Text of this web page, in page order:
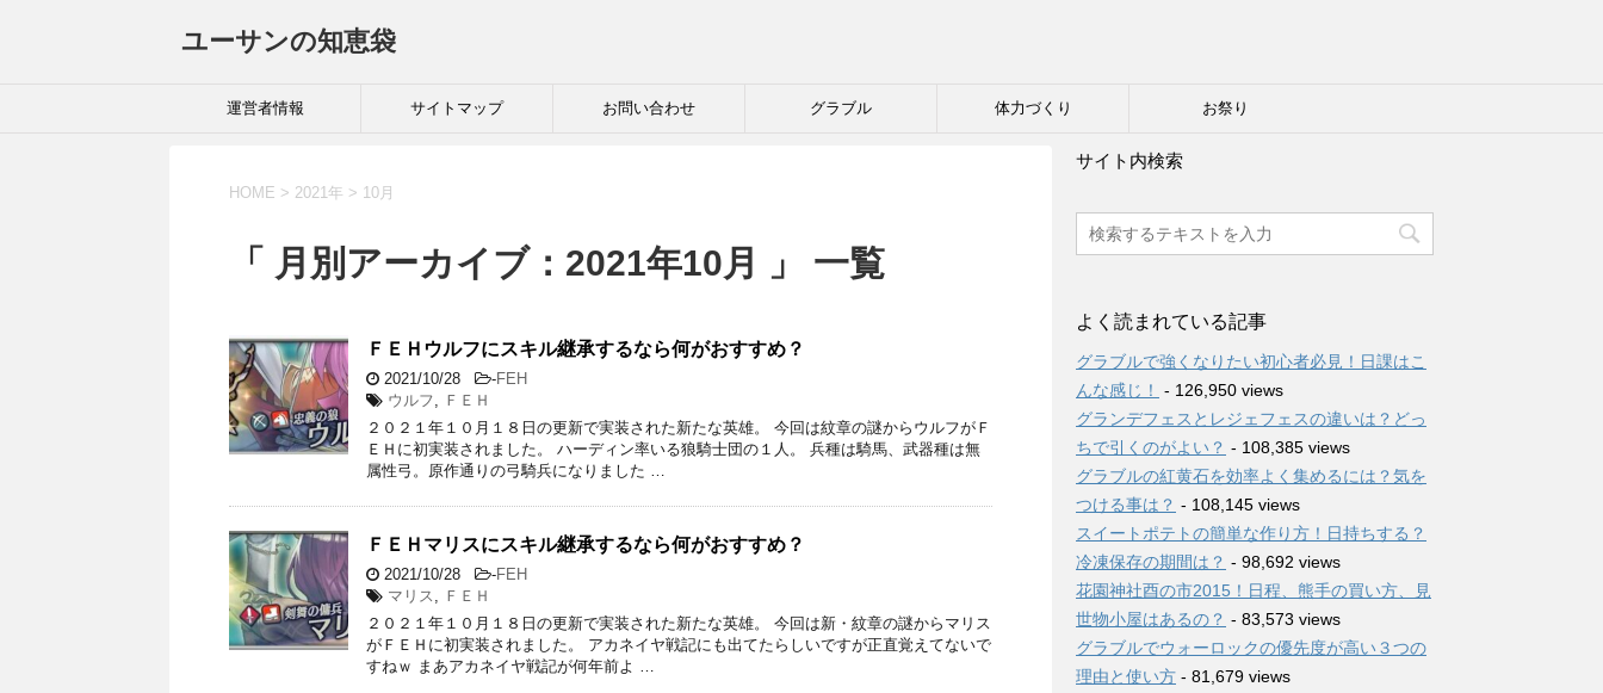
ユーサンの知恵袋
運営者情報 サイトマップ お問い合わせ グラブル 体力づくり お祭り
HOME > 2021年 > 10月
「 月別アーカイブ：2021年10月 」 一覧
ＦＥＨウルフにスキル継承するなら何がおすすめ？
2021/10/28 -FEH
ウルフ, ＦＥＨ
２０２１年１０月１８日の更新で実装された新たな英雄。 今回は紋章の謎からウルフがＦ
ＥＨに初実装されました。 ハーディン率いる狼騎士団の１人。 兵種は騎馬、武器種は無
属性弓。原作通りの弓騎兵になりました …
ＦＥＨマリスにスキル継承するなら何がおすすめ？
2021/10/28 -FEH
マリス , ＦＥＨ
２０２１年１０月１８日の更新で実装された新たな英雄。 今回は新・紋章の謎からマリス
がＦＥＨに初実装されました。 アカネイヤ戦記にも出てたらしいですが正直覚えてないで
すねｗ まあアカネイヤ戦記が何年前よ …
サイト内検索
よく読まれている記事
グラブルで強くなりたい初心者必見！日課はこ
んな感じ！
- 126,950 views
グランデフェスとレジェフェスの違いは？どっ
ちで引くのがよい？ - 108,385 views
グラブルの紅黄石を効率よく集めるには？気を
つける事は？ - 108,145 views
スイートポテトの簡単な作り方！日持ちする？
冷凍保存の期間は？ - 98,692 views
花園神社酉の市2015！日程、熊手の買い方、見
世物小屋はあるの？ - 83,573 views
グラブルでウォーロックの優先度が高い３つの
理由と使い方 - 81,679 views